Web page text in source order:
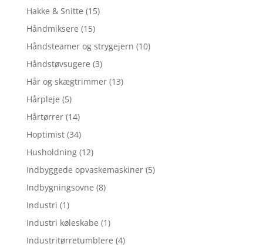
Hakke & Snitte (15)
Håndmiksere (15)
Håndsteamer og strygejern (10)
Håndstøvsugere (3)
Hår og skægtrimmer (13)
Hårpleje (5)
Hårtørrer (14)
Hoptimist (34)
Husholdning (12)
Indbyggede opvaskemaskiner (5)
Indbygningsovne (8)
Industri (1)
Industri køleskabe (1)
Industritørretumblere (4)